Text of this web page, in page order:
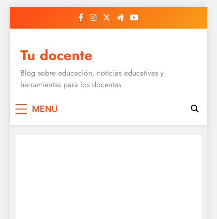
Tu docente
Blog sobre educación, noticias educativas y
herramientas para los docentes
MENU